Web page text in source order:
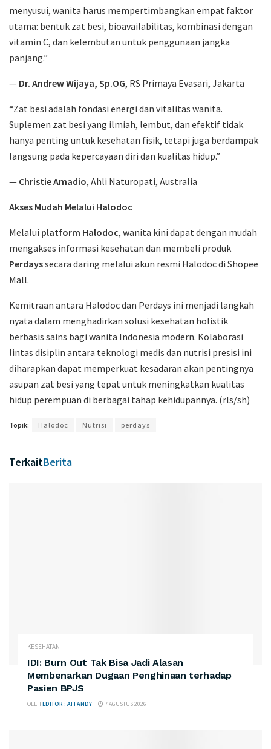
menyusui, wanita harus mempertimbangkan empat faktor
utama: bentuk zat besi, bioavailabilitas, kombinasi dengan
vitamin C, dan kelembutan untuk penggunaan jangka
panjang.”
— Dr. Andrew Wijaya, Sp.OG, RS Primaya Evasari, Jakarta
“Zat besi adalah fondasi energi dan vitalitas wanita.
Suplemen zat besi yang ilmiah, lembut, dan efektif tidak
hanya penting untuk kesehatan fisik, tetapi juga berdampak
langsung pada kepercayaan diri dan kualitas hidup.”
— Christie Amadio, Ahli Naturopati, Australia
Akses Mudah Melalui Halodoc
Melalui platform Halodoc, wanita kini dapat dengan mudah
mengakses informasi kesehatan dan membeli produk
Perdayssecara daring melalui akun resmi Halodoc di Shopee
Mall.
Kemitraan antara Halodoc dan Perdays ini menjadi langkah
nyata dalam menghadirkan solusi kesehatan holistik
berbasis sains bagi wanita Indonesia modern. Kolaborasi
lintas disiplin antara teknologi medis dan nutrisi presisi ini
diharapkan dapat memperkuat kesadaran akan pentingnya
asupan zat besi yang tepat untuk meningkatkan kualitas
hidup perempuan di berbagai tahap kehidupannya. (rls/sh)
Topik: Halodoc Nutrisi perdays
TerkaitBerita
KESEHATAN
IDI: Burn Out Tak Bisa Jadi Alasan
Membenarkan Dugaan Penghinaan terhadap
Pasien BPJS
OLEH EDITOR : AFFANDY 7 AGUSTUS 2026